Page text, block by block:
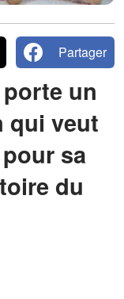
Partager
un
qui veut
sa
du